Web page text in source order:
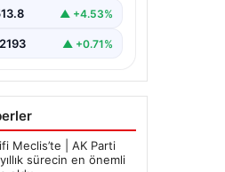
▲ +4.53%
▲ +0.71%
Meclis’te | AK Parti
sürecin en önemli